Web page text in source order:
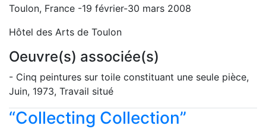
Toulon, France -19 février-30 mars 2008
Hôtel des Arts de Toulon
Oeuvre(s) associée(s)
- Cinq peintures sur toile constituant une seule pièce,
Juin, 1973, Travail situé
“Collecting Collection”